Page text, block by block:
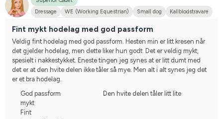
Dressage
WE (Working Equestrian) Small dog
Kallblodstravare
Fint mykt hodelag med god passform
Veldig fint hodelag med god passform. Hesten min er litt kresen når
det gjelder hodelag, men dette liker hun godt. Det er veldig mykt,
spesielt i nakkestykket. Eneste tingen jeg synes at er litt dumt med
det er at den hvite delen ikke tåler så mye. Men alt i alt synes jeg det
er et bra hodelag.
God passform
mykt
Fint
Den hvite delen tåler litt lite